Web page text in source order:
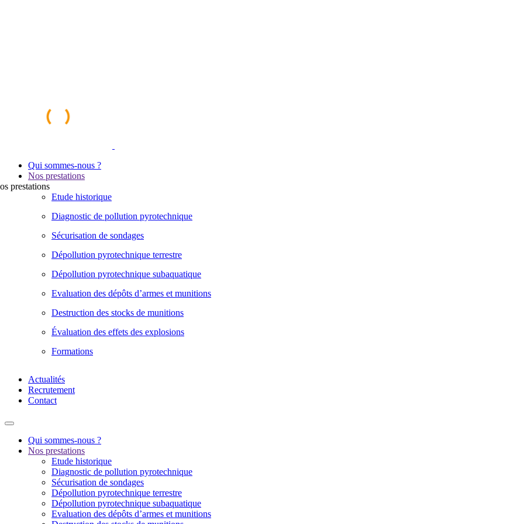
Qui sommes-nous ?
Nos prestations
prestations
Etude historique
Diagnostic de pollution pyrotechnique
Sécurisation de sondages
Dépollution pyrotechnique terrestre
Dépollution pyrotechnique subaquatique
Evaluation des dépôts d’armes et munitions
Destruction des stocks de munitions
Évaluation des effets des explosions
Formations
Actualités
Recrutement
Contact
Qui sommes-nous ?
Nos prestations
Etude historique
Diagnostic de pollution pyrotechnique
Sécurisation de sondages
Dépollution pyrotechnique terrestre
Dépollution pyrotechnique subaquatique
Evaluation des dépôts d’armes et munitions